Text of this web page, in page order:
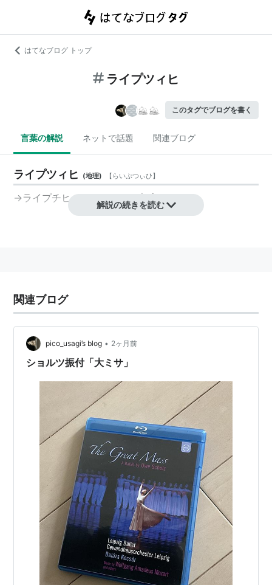
はてなブログ トップ
ライプツィヒ
このタグでブログを書く
言葉の解説 ネットで話題 関連ブログ
ライプツィヒ (地理) 【 らいぷつぃひ】
→ライプチヒ （ ドイツの都市 ）
解説の続きを読む
関連ブログ
pico_usagi’s blog • 2ヶ月前
ショルツ振付「大ミサ」